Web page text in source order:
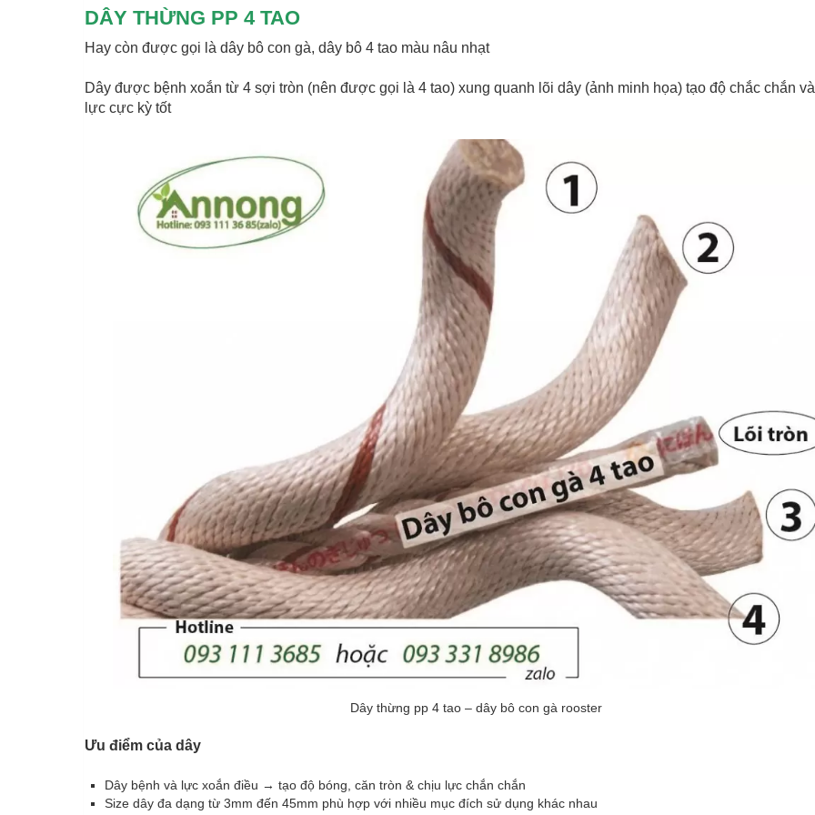
DÂY THỪNG PP 4 TAO
Hay còn được gọi là dây bô con gà, dây bô 4 tao màu nâu nhạt
Dây được bệnh xoắn từ 4 sợi tròn (nên được gọi là 4 tao) xung quanh lõi dây (ảnh minh họa) tạo độ chắc chắn
lực cực kỳ tốt
Dây thừng pp 4 tao – dây bô con gà rooster
Ưu điểm của dây
Dây bệnh và lực xoắn điều → tạo độ bóng, căn tròn & chịu lực chắn chắn
Size dây đa dạng từ 3mm đến 45mm phù hợp với nhiều mục đích sử dụng khác nhau